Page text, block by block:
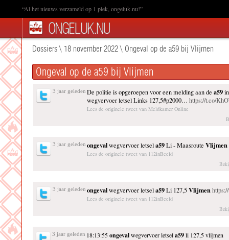
“Al het nieuws verzameld op 1 plek, ongeluk.nu!”
Dossiers\ 18 november 2022\ Ongeval op de a59 bij Vlijmen
Ongeval op de a59 bij Vlijmen
3 jaar geleden De politie is opgeroepen voor een melding aan de a59
wegvervoer letsel Links 127,5#p2000… https://t.co/
Lees de originele tweet van Meldkamer Online
3 jaar geleden ongevalwegvervoer letsela59Li - Maasroute Vlijmen
Lees de originele tweet van 112inBeeld
3 jaar geleden ongevalwegvervoer letsela59Li 127,5Vlijmen
Lees de originele tweet van 112inBeeld
3 jaar geleden 18:13:55ongevalwegvervoer letsela59li 127,5 vlijmen